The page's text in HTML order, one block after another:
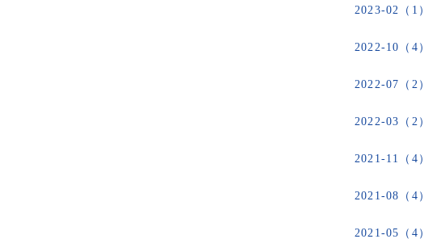
2023-02（1）
2022-10（4）
2022-07（2）
2022-03（2）
2021-11（4）
2021-08（4）
2021-05（4）